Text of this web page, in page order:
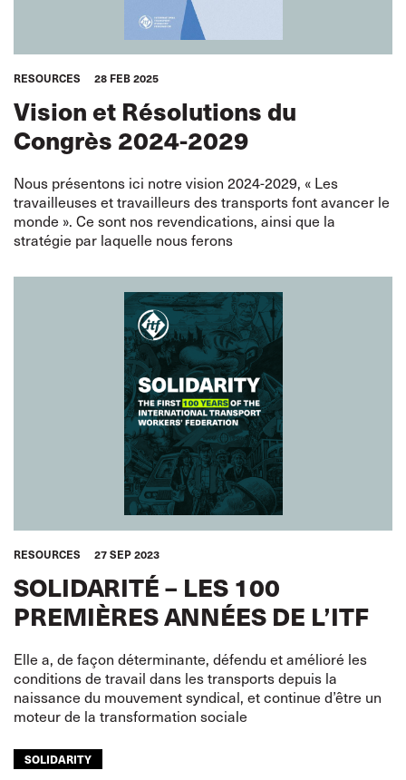
RESOURCES 28 FEB 2025
Vision et Résolutions du
Congrès 2024-2029
Nous présentons ici notre vision 2024-2029, « Les
travailleuses et travailleurs des transports font avancer le
monde ». Ce sont nos revendications, ainsi que la
stratégie par laquelle nous ferons
RESOURCES 27 SEP 2023
SOLIDARITÉ – LES 100
PREMIÈRES ANNÉES DE L’ITF
Elle a, de façon déterminante, défendu et amélioré les
conditions de travail dans les transports depuis la
naissance du mouvement syndical, et continue d’être un
moteur de la transformation sociale
SOLIDARITY